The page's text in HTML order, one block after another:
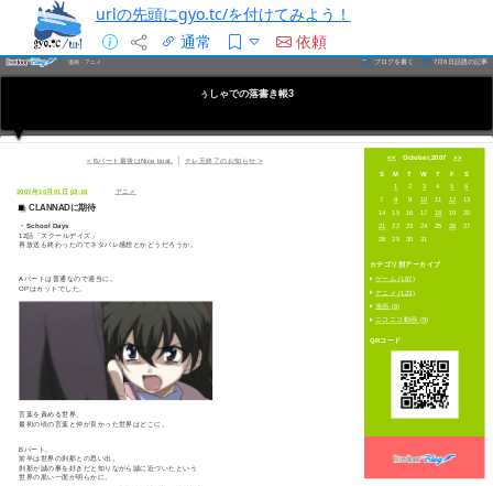
urlの先頭にgyo.tc/を付けてみよう！
通常
依頼